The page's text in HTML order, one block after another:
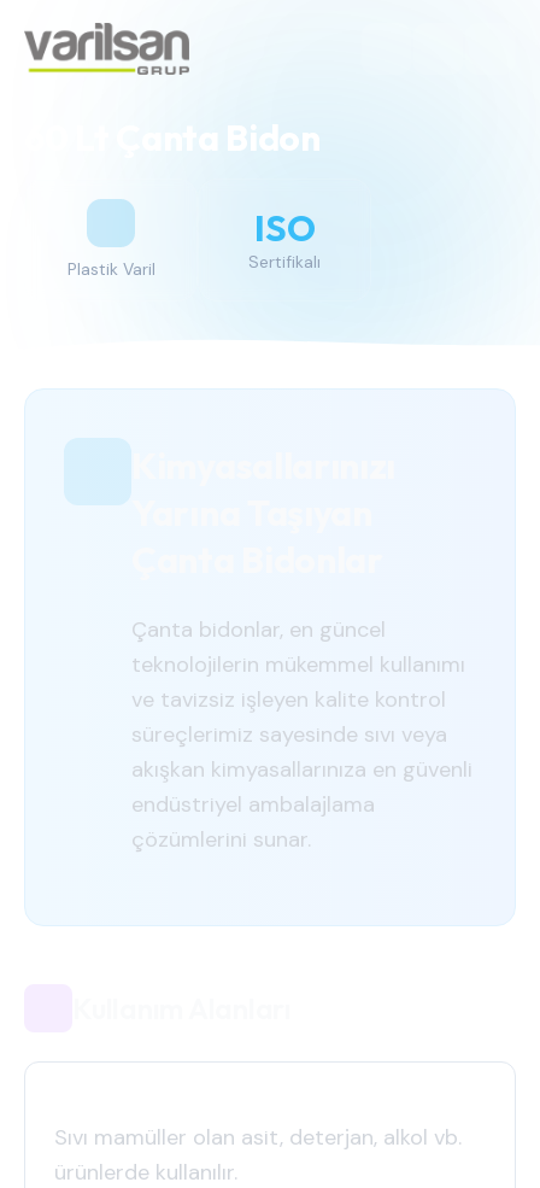
60 Lt Çanta Bidon
Plastik Varil
ISO
Sertifikalı
Çanta bidonlar, en güncel
teknolojilerin mükemmel kullanımı
ve tavizsiz işleyen kalite kontrol
süreçlerimiz sayesinde sıvı veya
akışkan kimyasallarınıza en güvenli
endüstriyel ambalajlama
çözümlerini sunar.
Sıvı mamüller olan asit, deterjan, alkol vb.
ürünlerde kullanılır.